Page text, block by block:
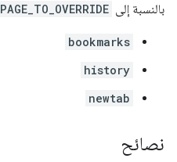
بالنسبة إلى PAGE_TO_OVERRIDE
bookmarks
history
newtab
نصائح